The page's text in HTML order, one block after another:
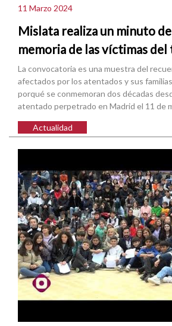
11 Marzo 2024
Mislata realiza un minuto
memoria de las víctimas
La convocatoria es una muestra del
afectados por los atentados y sus
porqué se conmemoran dos décadas
atentado perpetrado en Madrid el 11 de
Actualidad